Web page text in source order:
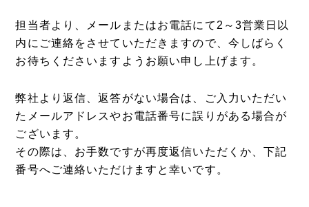
担当者より、メールまたはお電話にて2～3営業日以
内にご連絡をさせていただきますので、 今しばらく
お待ちくださいますようお願い申し上げます。
弊社より返信、返答がない場合は、ご入力いただい
たメールアドレスやお電話番号に誤りがある場合が
ございます。
その際は、お手数ですが再度返信いただくか、下記
番号へご連絡いただけますと幸いです。